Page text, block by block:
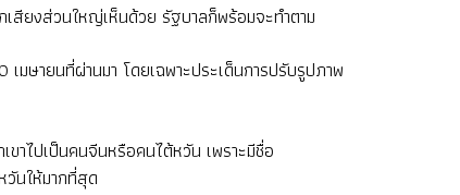
สียงส่วนใหญ่เห็นด้วย รัฐบาลก็พร้อมจะทำตาม
มษายนที่ผ่านมา โดยเฉพาะประเด็นการปรับรูปภาพ
าไปเป็นคนจีนหรือคนไต้หวัน เพราะมีชื่อ
นให้มากที่สุด